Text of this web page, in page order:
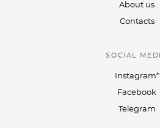
About us
Contacts
SOCIAL
Instagram*
Facebook
Telegram